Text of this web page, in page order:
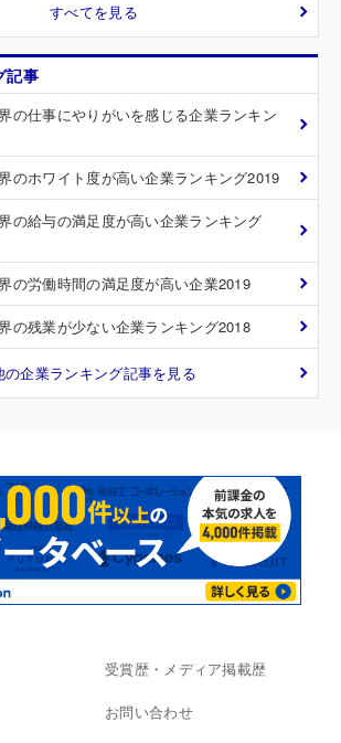
すべてを見る
記事
の仕事にやりがいを感じる企業ランキン
のホワイト度が高い企業ランキング2019
の給与の満足度が高い企業ランキング
の労働時間の満足度が高い企業2019
の残業が少ない企業ランキング2018
の企業ランキング記事を見る
受賞歴・メディア掲載歴
お問い合わせ